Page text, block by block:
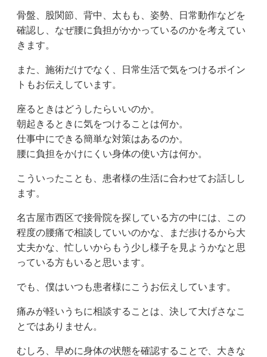
骨盤、股関節、背中、太もも、姿勢、日常動作などを
確認し、なぜ腰に負担がかかっているのかを考えてい
きます。
また、施術だけでなく、日常生活で気をつけるポイン
トもお伝えしています。
座るときはどうしたらいいのか。
朝起きるときに気をつけることは何か。
仕事中にできる簡単な対策はあるのか。
腰に負担をかけにくい身体の使い方は何か。
こういったことも、患者様の生活に合わせてお話しし
ます。
名古屋市西区で接骨院を探している方の中には、この
程度の腰痛で相談していいのかな、まだ歩けるから大
丈夫かな、忙しいからもう少し様子を見ようかなと思
っている方もいると思います。
でも、僕はいつも患者様にこうお伝えしています。
痛みが軽いうちに相談することは、決して大げさなこ
とではありません。
むしろ、早めに身体の状態を確認することで、大きな